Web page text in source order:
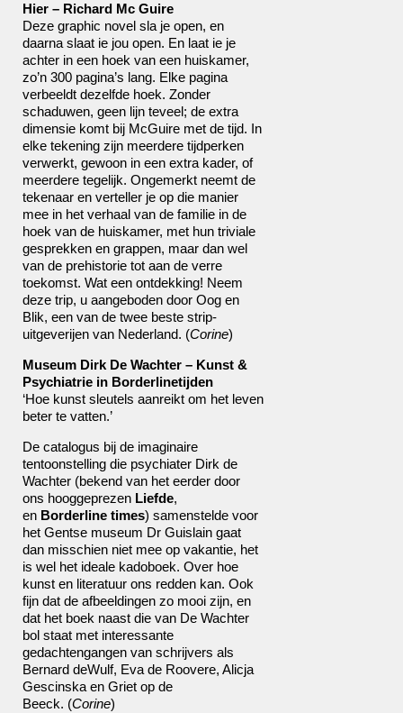
Hier – Richard Mc Guire
Deze graphic novel sla je open, en
daarna slaat ie jou open. En laat ie je
achter in een hoek van een huiskamer,
zo’n 300 pagina’s lang. Elke pagina
verbeeldt dezelfde hoek. Zonder
schaduwen, geen lijn teveel; de extra
dimensie komt bij McGuire met de tijd. In
elke tekening zijn meerdere tijdperken
verwerkt, gewoon in een extra kader, of
meerdere tegelijk. Ongemerkt neemt de
tekenaar en verteller je op die manier
mee in het verhaal van de familie in de
hoek van de huiskamer, met hun triviale
gesprekken en grappen, maar dan wel
van de prehistorie tot aan de verre
toekomst. Wat een ontdekking! Neem
deze trip, u aangeboden door Oog en
Blik, een van de twee beste strip-
uitgeverijen van Nederland. (Corine)
Museum Dirk De Wachter – Kunst &
Psychiatrie in Borderlinetijden
‘Hoe kunst sleutels aanreikt om het leven
beter te vatten.’
De catalogus bij de imaginaire
tentoonstelling die psychiater Dirk de
Wachter (bekend van het eerder door
ons hooggeprezen Liefde,
en Borderline times) samenstelde voor
het Gentse museum Dr Guislain gaat
dan misschien niet mee op vakantie, het
is wel het ideale kadoboek. Over hoe
kunst en literatuur ons redden kan. Ook
fijn dat de afbeeldingen zo mooi zijn, en
dat het boek naast die van De Wachter
bol staat met interessante
gedachtengangen van schrijvers als
Bernard deWulf, Eva de Roovere, Alicja
Gescinska en Griet op de
Beeck. (Corine)